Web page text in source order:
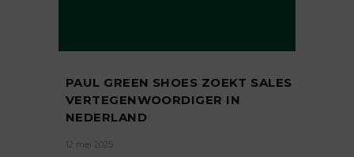
PAUL GREEN SHOES ZOEKT SALES
VERTEGENWOORDIGER IN
NEDERLAND
12 mei 2025